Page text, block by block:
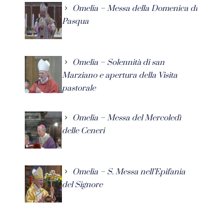
Omelia – Messa della Domenica di
Pasqua
Omelia – Solennità di san
Marziano e apertura della Visita
pastorale
Omelia – Messa del Mercoledì
delle Ceneri
Omelia – S. Messa nell’Epifania
del Signore